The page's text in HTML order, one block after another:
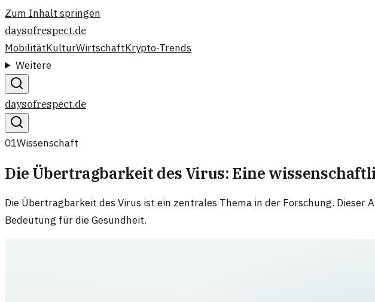
Zum Inhalt springen
daysofrespect.de
MobilitätKulturWirtschaftKrypto-Trends
Weitere
daysofrespect.de
01Wissenschaft
Die Übertragbarkeit des Virus: Eine
Die Übertragbarkeit des Virus ist ein zentrales Thema in der Forschung.
Bedeutung für die Gesundheit.